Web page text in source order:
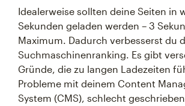
Idealerweise sollten deine Seiten in
Sekunden geladen werden – 3
Maximum. Dadurch verbesserst du
Suchmaschinenranking. Es gibt
Gründe, die zu langen Ladezeiten
Probleme mit deinem Content
System (CMS), schlecht